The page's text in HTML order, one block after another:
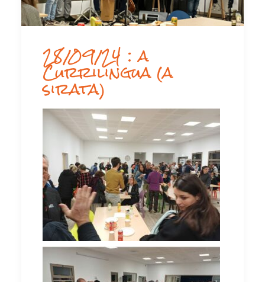
28/09/24 : a
Currilingua (a
sirata)